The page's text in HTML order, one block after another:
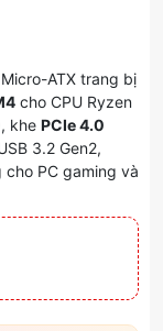
ATX trang bị
cho CPU Ryzen
khe PCIe 4.0
3.2 Gen2,
cho PC gaming và